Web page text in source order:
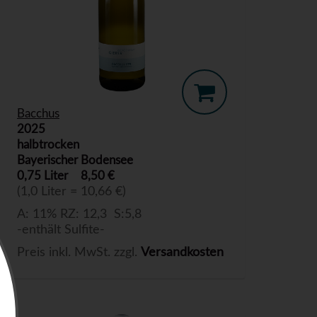
Bacchus
2025
halbtrocken
Bayerischer Bodensee
0,75 Liter
8,50 €
(1,0 Liter = 10,66 €)
A: 11% RZ: 12,3 S:5,8
-enthält Sulfite-
Preis inkl. MwSt. zzgl. Versandkosten